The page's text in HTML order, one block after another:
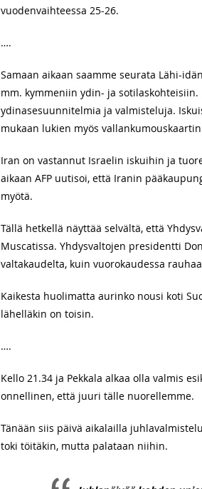
vuodenvaihteessa 25-26.
….
Samaan aikaan saamme seurata Lähi-
mm. kymmeniin ydin- ja
ydinasesuunnitelmia ja valmisteluja.
mukaan lukien myös
Iran on vastannut Israelin iskuihin ja
aikaan AFP uutisoi, että Iranin
myötä.
Tällä hetkellä näyttää selvältä, että
Muscatissa. Yhdysvaltojen presidentti
valtakaudelta, kuin vuorokaudessa
Kaikesta huolimatta aurinko nousi koti
lähelläkin on toisin.
….
Kello 21.34 ja Pekkala alkaa olla valmis
onnellinen, että juuri tälle nuorellemme.
Tänään siis päivä aikalailla
toki töitäkin, mutta palataan niihin.